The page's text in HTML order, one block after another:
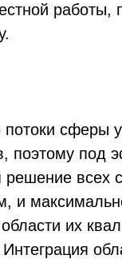
сферы
поэтому
всех
и
их